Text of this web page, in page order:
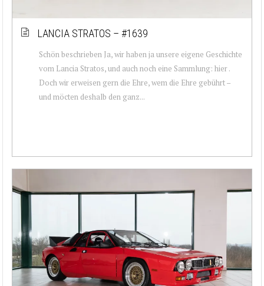
LANCIA STRATOS – #1639
Schön beschrieben Ja, wir haben ja unsere eigene Geschichte
vom Lancia Stratos, und auch noch eine Sammlung: hier .
Doch wir erweisen gern die Ehre, wem die Ehre gebührt –
und möcten deshalb den ganz...